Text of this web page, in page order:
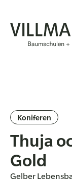
Koniferen
Thuja
Gold
Gelber